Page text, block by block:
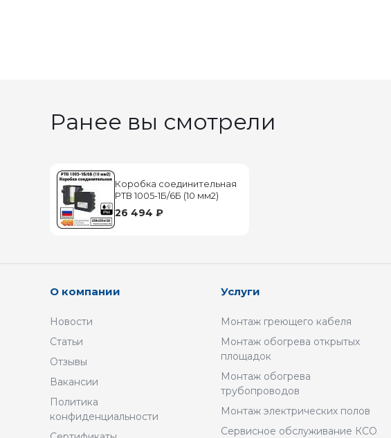
Ранее вы смотрели
Коробка соединительная
РТВ 1005-1Б/6Б (10 мм2)
26 494 ₽
О компании
Новости
Статьи
Отзывы
Вакансии
Политика
конфиденциальности
Услуги
Монтаж греющего кабеля
Монтаж обогрева открытых
площадок
Монтаж обогрева
трубопроводов
Монтаж электрических полов
Сервисное обслуживание КСО